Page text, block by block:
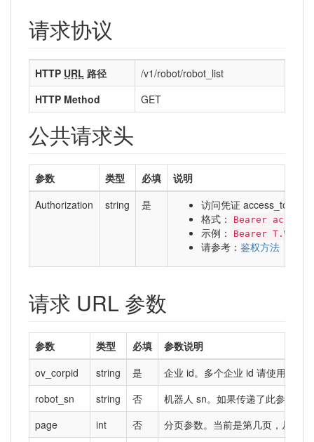
请求协议
HTTP URL 路径
/v1/robot/robot_list
HTTP Method
GET
公共请求头
参数 类型 必填
说明
Authorization
string 是
访问凭证 access_token
格式：
Bearer
示例： Bearer
请参考： 鉴权方法
请求 URL 参数
参数 类型 必填
参数说明
ov_corpid
string 是
企业 id。多个企业 id 请使用英文
robot_sn
string 否
机器人 sn。如果传递了此参数则
page
int 否
分页参数。当前是第几页，从 1